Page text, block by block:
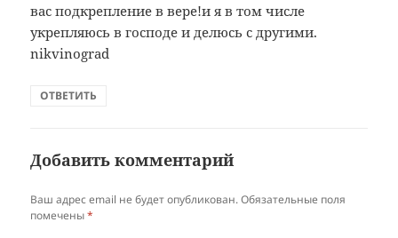
вас подкрепление в вере!и я в том числе
укрепляюсь в господе и делюсь с другими.
nikvinograd
ОТВЕТИТЬ
Добавить комментарий
Ваш адрес email не будет опубликован. Обязательные поля
помечены*